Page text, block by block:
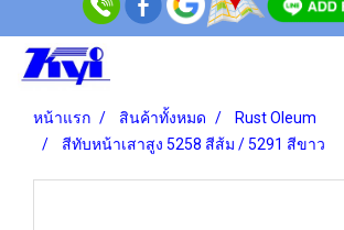
หน้าแรก สินค้าทั้งหมด
Rust Oleum
สีทับหน้าเสาสูง 5258 สีส้ม / 5291 สีขาว